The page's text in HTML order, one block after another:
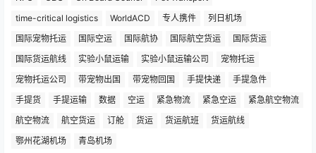
time-critical logistics
WorldACD 专人携件
列日机场
国际宠物托运
国际空运 国际航协 国际航空货运
国际货运
国际货运航线
实验小鼠运输 实验小鼠运输公司
宠物托运
宠物托运公司
带宠物出国 带宠物回国 手提快递
手提急件
手提货
手提运输 数据 空运 紧急物流 紧急空运
紧急航空物流
航空物流
航空货运 订舱 货运 货运航班
货运航线
鄂州花湖机场
青岛机场